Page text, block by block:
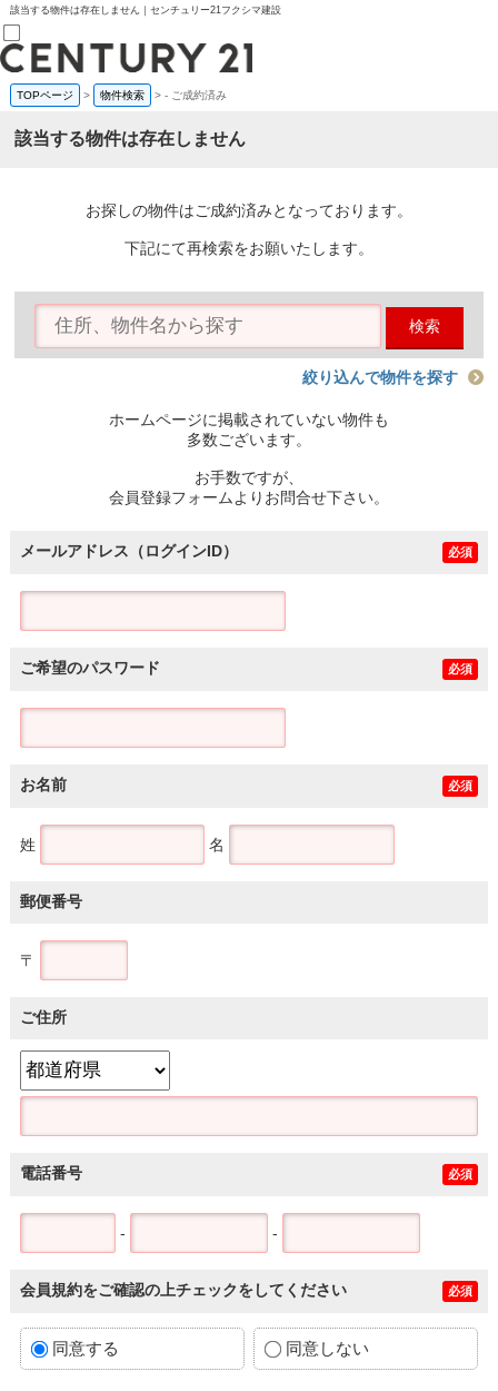
該当する物件は存在しません｜センチュリー21フクシマ建設
売買部
0120-800-844
賃貸部
会員メニュー
物件を探す
購入TOP
条件から探す
住宅ローン控除シミュレータ
TOPページ > 物件検索 >- ご成約済み
該当する物件は存在しません
お探しの物件はご成約済みとなっております。
下記にて再検索をお願いたします。
検索
絞り込んで物件を探す
ホームページに掲載されていない物件も
多数ございます。
お手数ですが、
会員登録フォームよりお問合せ下さい。
メールアドレス（ログインID） 必須
ご希望のパスワード 必須
お名前 必須
姓 名
郵便番号
〒
ご住所
電話番号 必須
- -
会員規約をご確認の上チェックをしてください 必須
同意する 同意しない